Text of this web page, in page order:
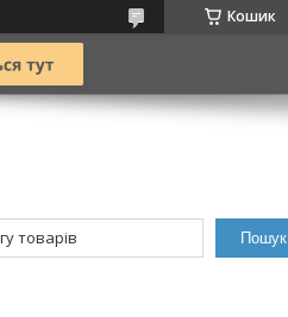
Кошик
Пошук